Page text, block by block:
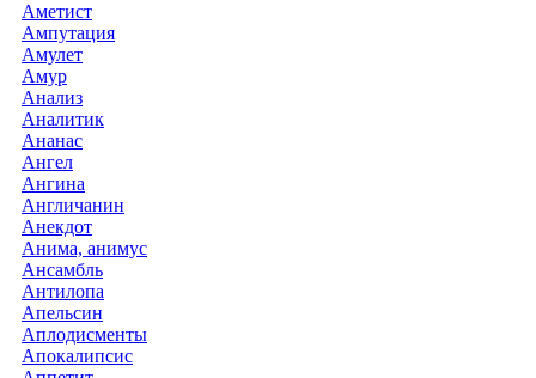
Аметист
Ампутация
Амулет
Амур
Анализ
Аналитик
Ананас
Ангел
Ангина
Англичанин
Анекдот
Анима, анимус
Ансамбль
Антилопа
Апельсин
Аплодисменты
Апокалипсис